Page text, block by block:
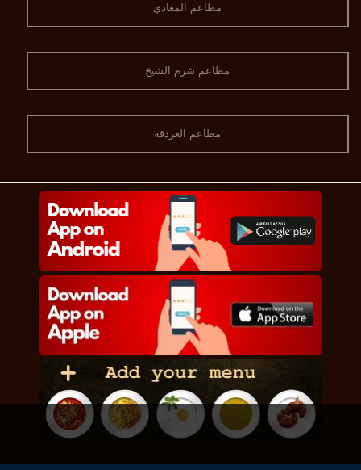
مطاعم المعادي
مطاعم شرم الشيخ
مطاعم الغردقه